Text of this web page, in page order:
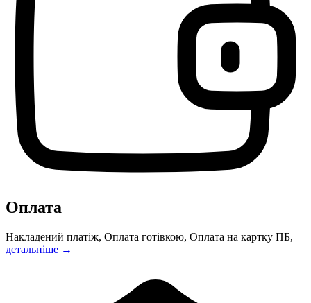
Оплата
Накладений платіж, Оплата готівкою, Оплата на картку ПБ,
детальніше →